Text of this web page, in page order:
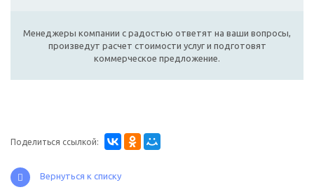
Менеджеры компании с радостью ответят на ваши вопросы,
произведут расчет стоимости услуг и подготовят
коммерческое предложение.
Поделиться ссылкой:
Вернуться к списку